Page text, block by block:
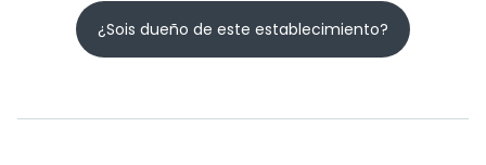
¿Sois dueño de este establecimiento?